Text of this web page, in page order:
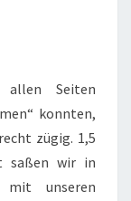
Seiten
konnten,
zügig. 1,5
saßen wir in
unseren